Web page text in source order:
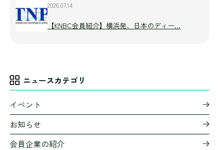
2026.07.14
【KNBC会員紹介】横浜発、日本のディー…
ニュースカテゴリ
イベント
お知らせ
会員企業の紹介